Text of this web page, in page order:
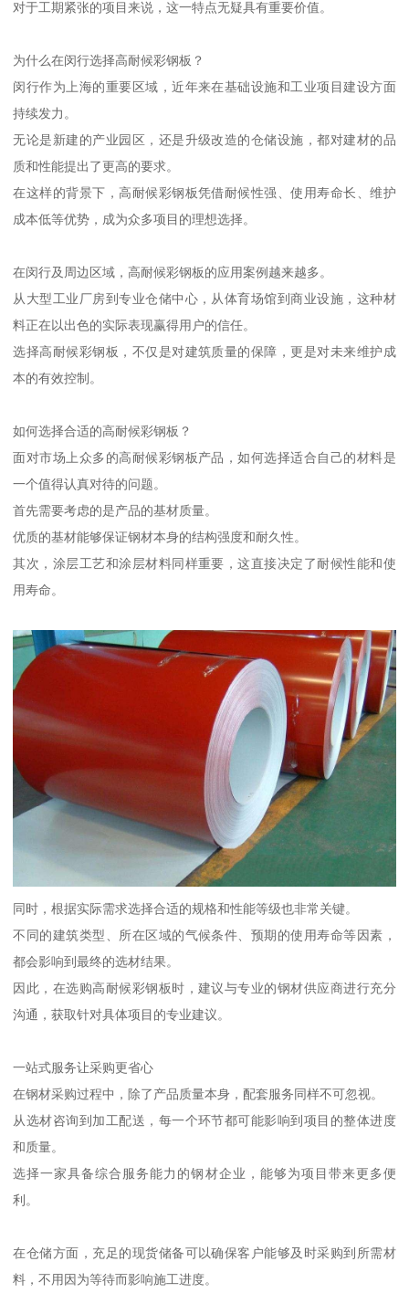
对于工期紧张的项目来说，这一特点无疑具有重要价值。
为什么在闵行选择高耐候彩钢板？
闵行作为上海的重要区域，近年来在基础设施和工业项目建设方面
持续发力。
无论是新建的产业园区，还是升级改造的仓储设施，都对建材的品
质和性能提出了更高的要求。
在这样的背景下，高耐候彩钢板凭借耐候性强、使用寿命长、维护
成本低等优势，成为众多项目的理想选择。
在闵行及周边区域，高耐候彩钢板的应用案例越来越多。
从大型工业厂房到专业仓储中心，从体育场馆到商业设施，这种材
料正在以出色的实际表现赢得用户的信任。
选择高耐候彩钢板，不仅是对建筑质量的保障，更是对未来维护成
本的有效控制。
如何选择合适的高耐候彩钢板？
面对市场上众多的高耐候彩钢板产品，如何选择适合自己的材料是
一个值得认真对待的问题。
首先需要考虑的是产品的基材质量。
优质的基材能够保证钢材本身的结构强度和耐久性。
其次，涂层工艺和涂层材料同样重要，这直接决定了耐候性能和使
用寿命。
同时，根据实际需求选择合适的规格和性能等级也非常关键。
不同的建筑类型、所在区域的气候条件、预期的使用寿命等因素，
都会影响到最终的选材结果。
因此，在选购高耐候彩钢板时，建议与专业的钢材供应商进行充分
沟通，获取针对具体项目的专业建议。
一站式服务让采购更省心
在钢材采购过程中，除了产品质量本身，配套服务同样不可忽视。
从选材咨询到加工配送，每一个环节都可能影响到项目的整体进度
和质量。
选择一家具备综合服务能力的钢材企业，能够为项目带来更多便
利。
在仓储方面，充足的现货储备可以确保客户能够及时采购到所需材
料，不用因为等待而影响施工进度。